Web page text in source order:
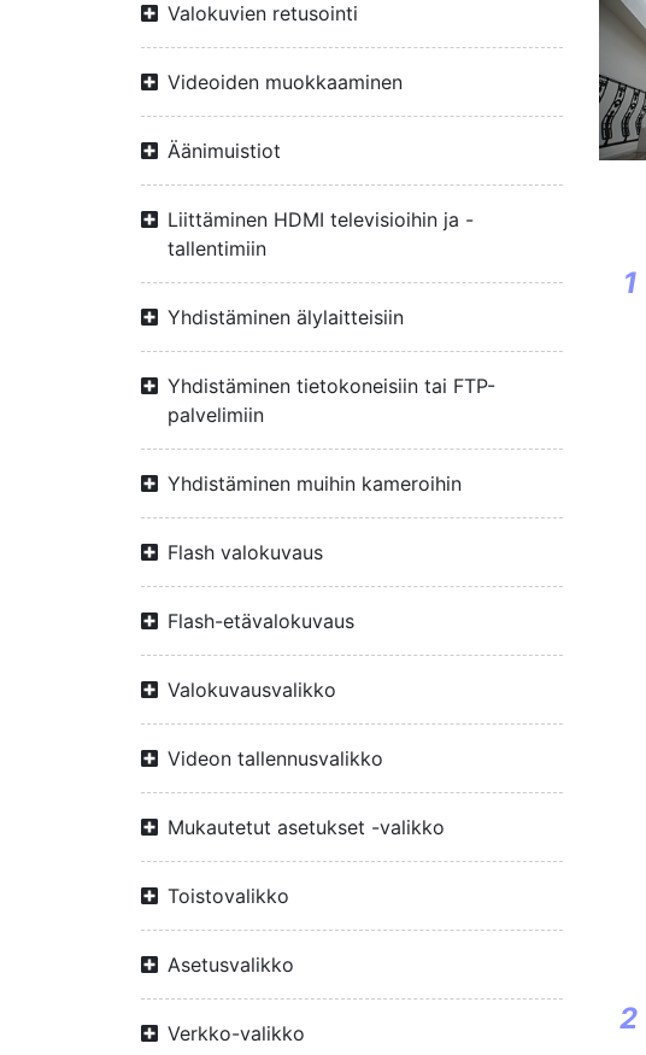
Valokuvien retusointi
Videoiden muokkaaminen
Äänimuistiot
Liittäminen HDMI televisioihin ja -
tallentimiin
Yhdistäminen älylaitteisiin
Yhdistäminen tietokoneisiin tai FTP-
palvelimiin
Yhdistäminen muihin kameroihin
Flash valokuvaus
Flash-etävalokuvaus
Valokuvausvalikko
Videon tallennusvalikko
Mukautetut asetukset -valikko
Toistovalikko
Asetusvalikko
Verkko-valikko